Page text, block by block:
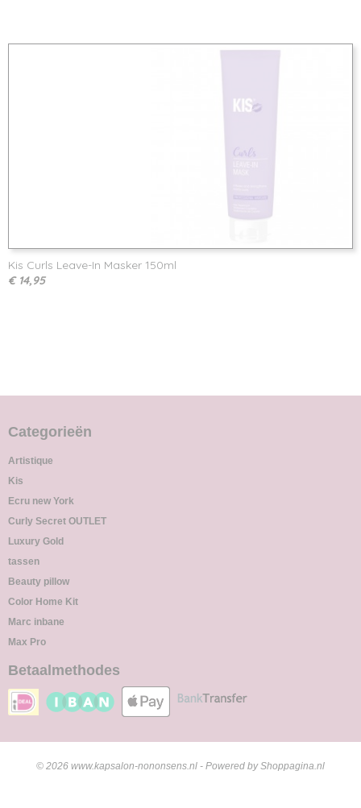
Kis Curls Leave-In Masker 150ml
€ 14,95
Categorieën
Artistique
Kis
Ecru new York
Curly Secret OUTLET
Luxury Gold
tassen
Beauty pillow
Color Home Kit
Marc inbane
Max Pro
Betaalmethodes
© 2026 www.kapsalon-nononsens.nl - Powered by Shoppagina.nl